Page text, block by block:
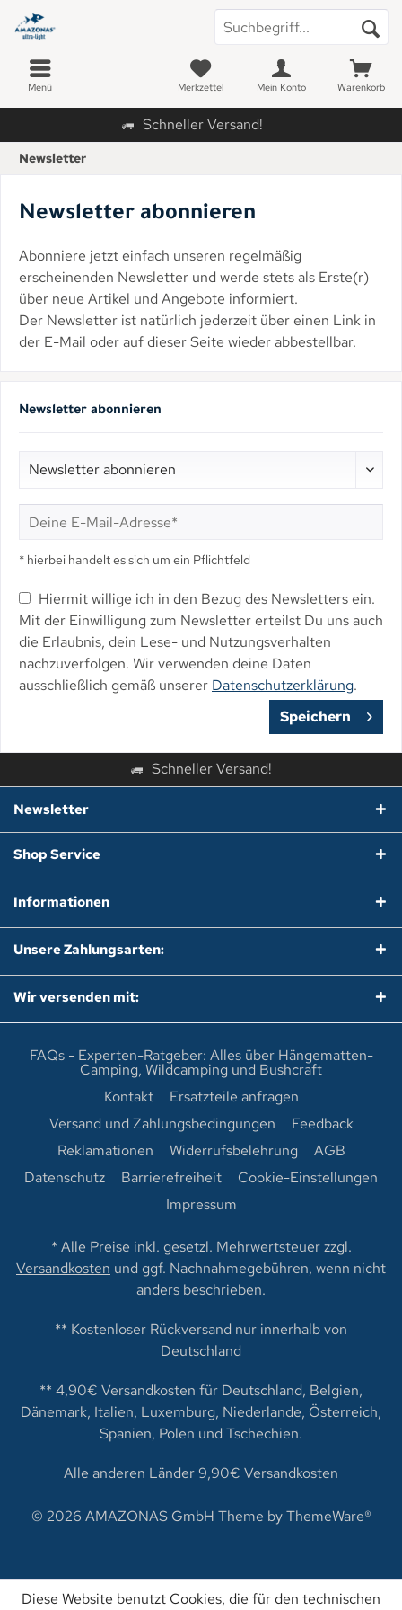
Schneller Versand!
Menü Warenkorb
Merkzettel Mein Konto
Newsletter
Newsletter abonnieren
Abonniere jetzt einfach unseren regelmäßig
erscheinenden Newsletter und werde stets als Erste(r)
über neue Artikel und Angebote informiert.
Der Newsletter ist natürlich jederzeit über einen Link in
der E-Mail oder auf dieser Seite wieder abbestellbar.
Newsletter abonnieren
* hierbei handelt es sich um ein Pflichtfeld
Hiermit willige ich in den Bezug des Newsletters ein.
Mit der Einwilligung zum Newsletter erteilst Du uns auch
die Erlaubnis, dein Lese- und Nutzungsverhalten
nachzuverfolgen. Wir verwenden deine Daten
ausschließlich gemäß unserer Datenschutzerklärung.
Speichern
Schneller Versand!
Newsletter
Shop Service
Informationen
Unsere Zahlungsarten:
Wir versenden mit:
FAQs - Experten-Ratgeber: Alles über Hängematten-
Camping, Wildcamping und Bushcraft
Kontakt
Ersatzteile anfragen
Versand und Zahlungsbedingungen
Feedback
Reklamationen
Widerrufsbelehrung
AGB
Datenschutz
Barrierefreiheit
Cookie-Einstellungen
Impressum
* Alle Preise inkl. gesetzl. Mehrwertsteuer zzgl.
Versandkosten und ggf. Nachnahmegebühren, wenn nicht
anders beschrieben.
** Kostenloser Rückversand nur innerhalb von
Deutschland
** 4,90€ Versandkosten für Deutschland, Belgien,
Dänemark, Italien, Luxemburg, Niederlande, Österreich,
Spanien, Polen und Tschechien.
Alle anderen Länder 9,90€ Versandkosten
© 2026 AMAZONAS GmbH Theme byThemeWare®
Diese Website benutzt Cookies, die für den technischen